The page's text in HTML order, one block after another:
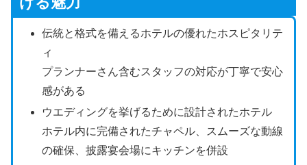
伝統と格式を備えるホテルの優れたホスピタリテ
ィ
プランナーさん含むスタッフの対応が丁寧で安心
感がある
ウエディングを挙げるために設計されたホテル
ホテル内に完備されたチャペル、スムーズな動線
の確保、披露宴会場にキッチンを併設